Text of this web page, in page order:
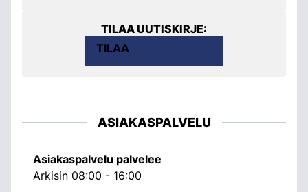
TILAA UUTISKIRJE:
TILAA
ASIAKASPALVELU
Asiakaspalvelu palvelee
Arkisin 08:00 - 16:00